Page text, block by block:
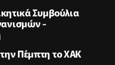
Συμβούλια
-
Πέμπτη το ΧΑΚ